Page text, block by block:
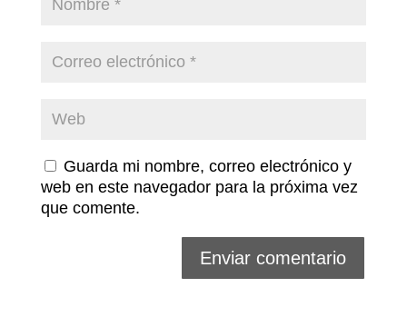
Guarda mi nombre, correo electrónico y
web en este navegador para la próxima vez
que comente.